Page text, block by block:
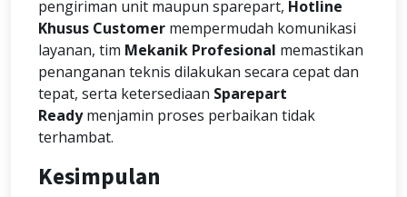
pengiriman unit maupun sparepart, Hotline
Khusus Customer mempermudah komunikasi
layanan, tim Mekanik Profesional memastikan
penanganan teknis dilakukan secara cepat dan
tepat, serta ketersediaan Sparepart
Readymenjamin proses perbaikan tidak
terhambat.
Kesimpulan